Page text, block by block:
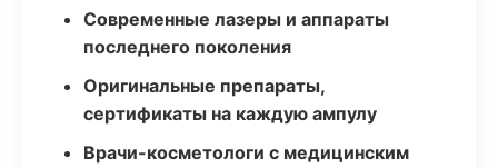
Современные лазеры и аппараты
последнего поколения
Оригинальные препараты,
сертификаты на каждую ампулу
Врачи-косметологи с медицинским